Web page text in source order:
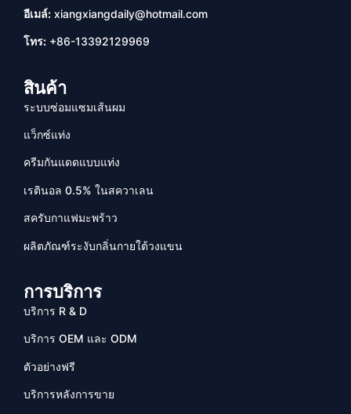
อีเมล์: xiangxiangdaily@hotmail.com
โทร: +86-13392129969
สินค้า
ระบบซ่อมแซมเส้นผม
แว็กซ์แท่ง
ครีมกันแดดแบบแท่ง
เรตินอล 0.5% ในสควาเลน
สครับกาแฟมะพร้าว
ผลิตภัณฑ์ระงับกลิ่นกายใต้วงแขน
การบริการ
บริการ R & D
บริการ OEM และ ODM
ตัวอย่างฟรี
บริการหลังการขาย